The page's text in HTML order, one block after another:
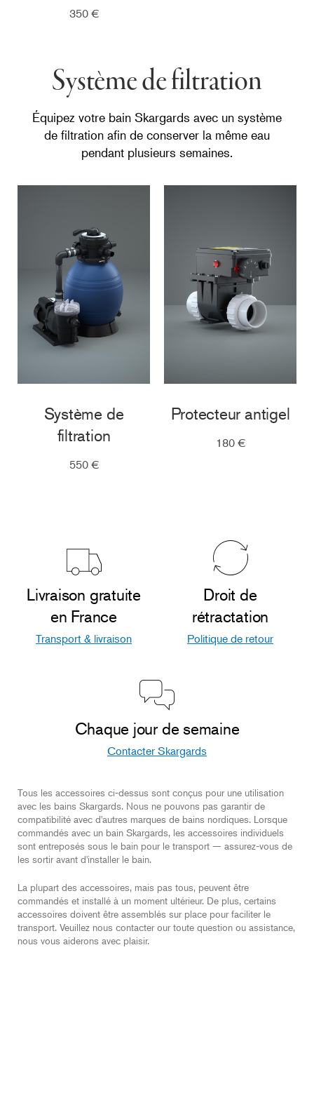
350 €
Système de filtration
Équipez votre bain Skargards avec un système
de filtration afin de conserver la même eau
pendant plusieurs semaines.
Système de
filtration
550 €
Protecteur antigel
180 €
Livraison gratuite
en France
Transport & livraison
Droit de
rétractation
Politique de retour
Chaque jour de semaine
Contacter Skargards
Tous les accessoires ci-dessus sont conçus pour une utilisation
avec les bains Skargards. Nous ne pouvons pas garantir de
compatibilité avec d'autres marques de bains nordiques. Lorsque
commandés avec un bain Skargards, les accessoires individuels
sont entreposés sous le bain pour le transport — assurez-vous de
les sortir avant d'installer le bain.
La plupart des accessoires, mais pas tous, peuvent être
commandés et installé à un moment ultérieur. De plus, certains
accessoires doivent être assemblés sur place pour faciliter le
transport. Veuillez nous contacter our toute question ou assistance,
nous vous aiderons avec plaisir.